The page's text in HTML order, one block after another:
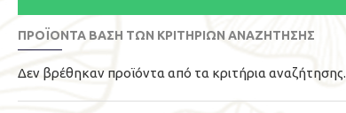
ΠΡΟΪΌΝΤΑ ΒΆΣΗ ΤΩΝ ΚΡΙΤΗΡΙΩΝ ΑΝΑΖΉΤΗΣΗΣ
Δεν βρέθηκαν προϊόντα από τα κριτήρια αναζήτησης.